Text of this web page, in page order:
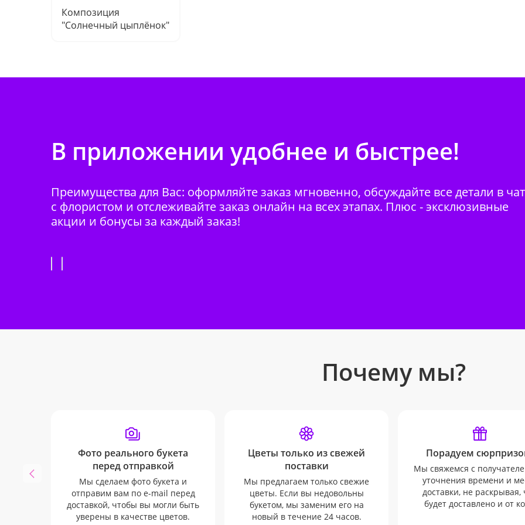
Композиция
"Солнечный цыплёнок"
В приложении удобнее и быстрее!
Преимущества для Вас: оформляйте заказ мгновенно, обсуждайте все детали в
с флористом и отслеживайте заказ онлайн на всех этапах. Плюс - эксклюзивные
акции и бонусы за каждый заказ!
Почему мы?
Фото реального букета
перед отправкой
Мы сделаем фото букета и
отправим вам по e-mail перед
доставкой, чтобы вы могли быть
уверены в качестве цветов.
Цветы только из свежей
поставки
Мы предлагаем только свежие
цветы. Если вы недовольны
букетом, мы заменим его на
новый в течение 24 часов.
Порадуем
Мы свяжемся с
уточнения времени и
доставки, не раскрывая,
будет доставлено и от